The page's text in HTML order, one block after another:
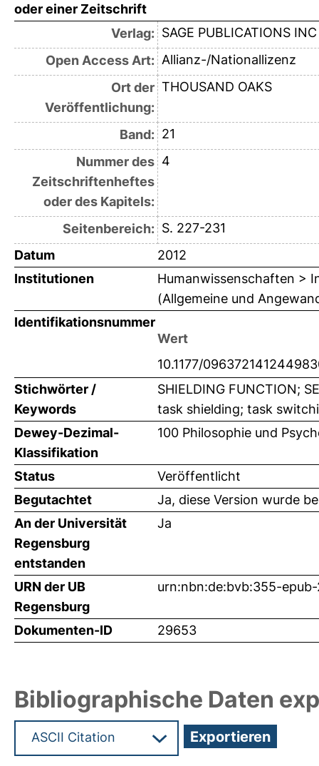
oder einer Zeitschrift
Verlag: SAGE PUBLICATIONS INC
Open Access Art: Allianz-/Nationallizenz
Ort der
Veröffentlichung:
THOUSAND OAKS
Band: 21
Nummer des
Zeitschriftenheftes
oder des Kapitels:
4
Seitenbereich: S. 227-231
Datum
2012
Institutionen
Humanwissenschaften >
(Allgemeine und
Identifikationsnummer
Wert
10.1177/
Stichwörter /
Keywords
SHIELDING FUNCTION;
task shielding; task
Dewey-Dezimal-
Klassifikation
100 Philosophie und
Status
Veröffentlicht
Begutachtet
Ja, diese Version wurde
An der Universität
Regensburg
entstanden
Ja
URN der UB
Regensburg
urn:nbn:de:bvb:355-
Dokumenten-ID 29653
Bibliographische Daten